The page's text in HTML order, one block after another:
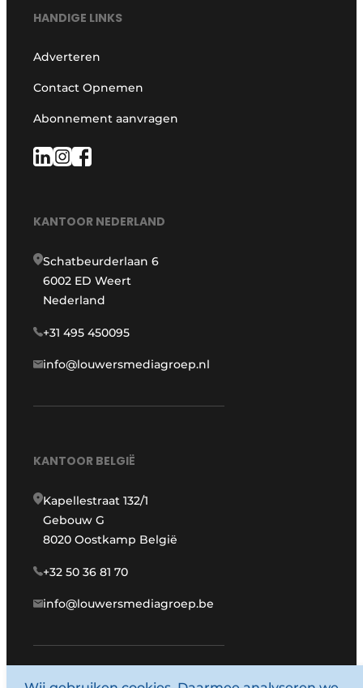
HANDIGE LINKS
Adverteren
Contact Opnemen
Abonnement aanvragen
KANTOOR NEDERLAND
Schatbeurderlaan 6
6002 ED Weert
Nederland
+31 495 450095
info@louwersmediagroep.nl
KANTOOR BELGIË
Kapellestraat 132/1
Gebouw G
8020 Oostkamp België
+32 50 36 81 70
info@louwersmediagroep.be